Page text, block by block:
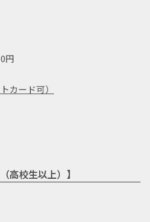
円
カード可）
高校生以上）】